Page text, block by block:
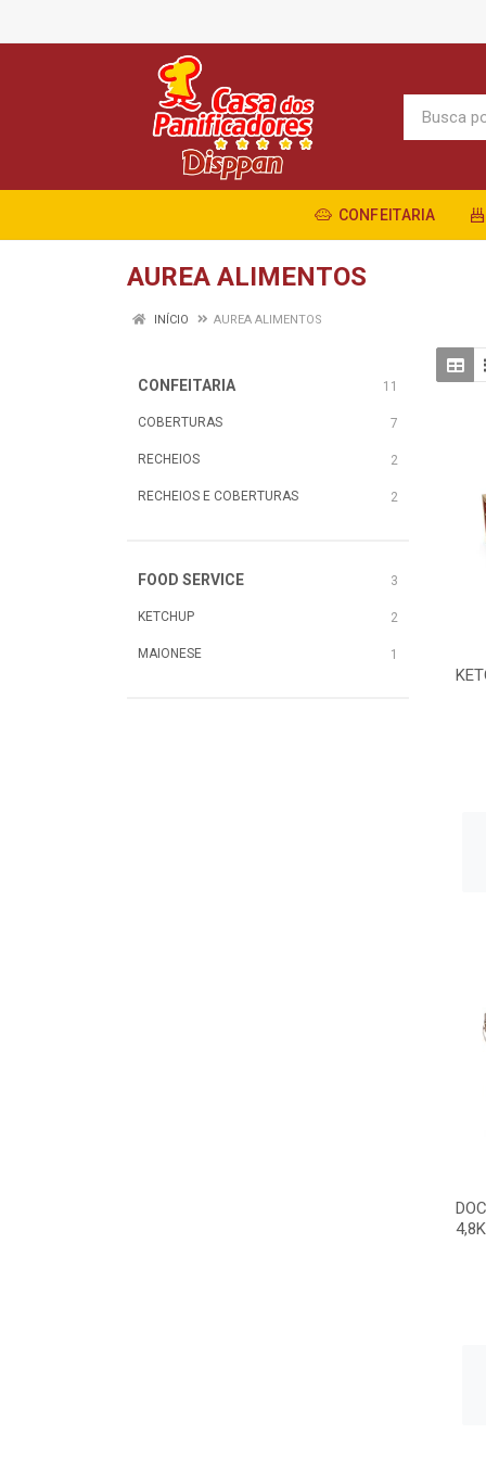
CONFEITARIA
AUREA ALIMENTOS
INÍCIO AUREA ALIMENTOS
CONFEITARIA 11
COBERTURAS 7
RECHEIOS 2
RECHEIOS E COBERTURAS 2
FOOD SERVICE 3
KETCHUP 2
MAIONESE 1